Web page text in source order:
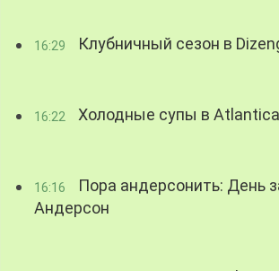
16:29 Клубничный сезон в
16:22 Холодные супы в
16:16
Пора андерсонить: День
Андерсон